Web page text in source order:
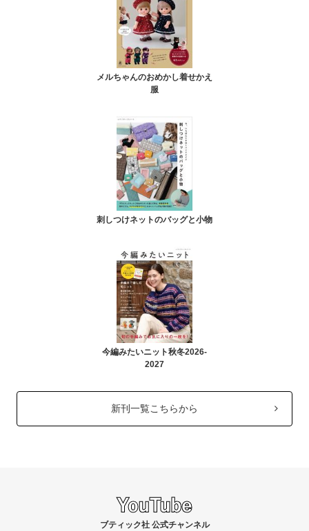
メルちゃんのおめかし着せかえ
服
刺しつけネットのバッグと小物
今編みたいニット秋冬2026-
2027
新刊一覧こちらから
ブティック社 公式チャンネル